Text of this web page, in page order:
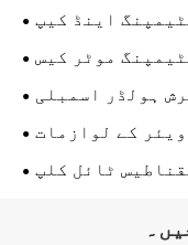
اینڈ کیپ
موٹر کیس
ہولڈر اسمبلی
کے لوازمات
ٹائل کلپ